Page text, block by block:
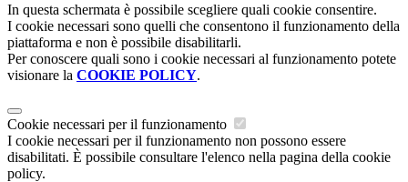
In questa schermata è possibile scegliere quali cookie consentire.
I cookie necessari sono quelli che consentono il funzionamento della
piattaforma e non è possibile disabilitarli.
Per conoscere quali sono i cookie necessari al funzionamento potete
visionare la COOKIE POLICY.
Cookie necessari per il funzionamento
I cookie necessari per il funzionamento non possono essere
disabilitati. È possibile consultare l'elenco nella pagina della cookie
policy.